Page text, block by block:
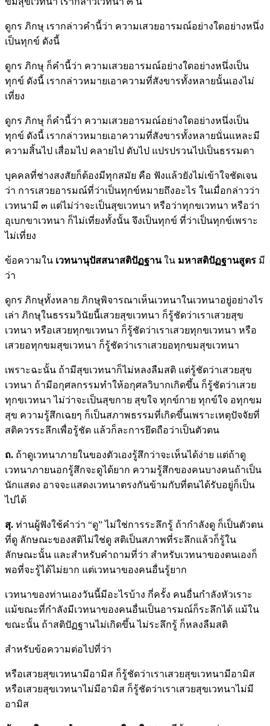
ดูกร ภิกษุ เรากล่าวคำนี้ว่า ความเสวยอารมณ์อย่างใดอย่างหนึ่ง
เป็นทุกข์ ดังนี้
ดูกร ภิกษุ ก็คำนี้ว่า ความเสวยอารมณ์อย่างใดอย่างหนึ่งเป็น
ทุกข์ ดังนี้ เรากล่าวหมายเอาความที่สังขารทั้งหลายนั้นเองไม่
เที่ยง
ดูกร ภิกษุ ก็คำนี้ว่า ความเสวยอารมณ์อย่างใดอย่างหนึ่งเป็น
ทุกข์ ดังนี้ เรากล่าวหมายเอาความที่สังขารทั้งหลายนั่นแหละมี
ความสิ้นไป เสื่อมไป คลายไป ดับไป แปรปรวนไปเป็นธรรมดา
บุคคลที่ช่างสงสัยก็ต้องมีทุกสมัย คือ ฟังแล้วยังไม่เข้าใจชัดเจน
ว่า การเสวยอารมณ์ที่ว่าเป็นทุกข์หมายถึงอะไร ในเมื่อกล่าวว่า
เวทนามี ๓ แต่ไม่ว่าจะเป็นสุขเวทนา หรือว่าทุกขเวทนา หรือว่า
อุเบกขาเวทนา ก็ไม่เที่ยงทั้งนั้น จึงเป็นทุกข์ ที่ว่าเป็นทุกข์เพราะ
ไม่เที่ยง
ข้อความใน เวทนานุปัสสนาสติปัฏฐานใน มหาสติปัฏฐานสูตร มี
ว่า
ดูกร ภิกษุทั้งหลาย ภิกษุพิจารณาเห็นเวทนาในเวทนาอยู่อย่างไร
เล่า ภิกษุในธรรมวินัยนี้เสวยสุขเวทนา ก็รู้ชัดว่าเราเสวยสุข
เวทนา หรือเสวยทุกขเวทนา ก็รู้ชัดว่าเราเสวยทุกขเวทนา หรือ
เสวยอทุกขมสุขเวทนา ก็รู้ชัดว่าเราเสวยอทุกขมสุขเวทนา
เพราะฉะนั้น ถ้ามีสุขเวทนาก็ไม่หลงลืมสติ แต่รู้ชัดว่าเสวยสุข
เวทนา ถ้ามีอกุศลกรรมทำให้อกุศลวิบากเกิดขึ้น ก็รู้ชัดว่าเสวย
ทุกขเวทนา ไม่ว่าจะเป็นสุขกาย สุขใจ ทุกข์กาย ทุกข์ใจ อทุกขม
สุข ความรู้สึกเฉยๆ ก็เป็นสภาพธรรมที่เกิดขึ้นเพราะเหตุปัจจัยที่
สติควรระลึกเพื่อรู้ชัด แล้วก็ละการยึดถือว่าเป็นตัวตน
ถ. ถ้าดูเวทนาภายในของตัวเองรู้สึกว่าจะเห็นได้ง่าย แต่ถ้าดู
เวทนาภายนอกรู้สึกจะดูได้ยาก ความรู้สึกของคนบางคนถ้าเป็น
นักแสดง อาจจะแสดงเวทนาตรงกันข้ามกับที่ตนได้รับอยู่ก็เป็น
ไปได้
สุ. ท่านผู้ฟังใช้คำว่า “ดู” ไม่ใช่การระลึกรู้ ถ้ากำลังดู ก็เป็นตัวตน
ที่ดู ลักษณะของสติไม่ใช่ดู สติเป็นสภาพที่ระลึกแล้วก็รู้ใน
ลักษณะนั้น และสำหรับคำถามที่ว่า สำหรับเวทนาของตนเองก็
พอที่จะรู้ได้ไม่ยาก แต่เวทนาของคนอื่นรู้ยาก
เวทนาของท่านเองวันนี้มีอะไรบ้าง กี่ครั้ง คนอื่นกำลังหัวเราะ
แม้ขณะที่กำลังมีเวทนาของคนอื่นเป็นอารมณ์ก็ระลึกได้ แม้ใน
ขณะนั้น ถ้าสติปัฏฐานไม่เกิดขึ้น ไม่ระลึกรู้ ก็หลงลืมสติ
สำหรับข้อความต่อไปที่ว่า
หรือเสวยสุขเวทนามีอามิส ก็รู้ชัดว่าเราเสวยสุขเวทนามีอามิส
หรือเสวยสุขเวทนาไม่มีอามิส ก็รู้ชัดว่าเราเสวยสุขเวทนาไม่มี
อามิส